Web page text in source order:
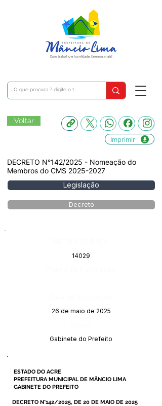
Voltar
Imprimir
DECRETO N°142/2025 - Nomeação do
Membros do CMS 2025-2027
Legislação
Decreto
14029
26 de maio de 2025
Gabinete do Prefeito
ESTADO DO ACRE
PREFEITURA MUNICIPAL DE MÂNCIO LIMA
GABINETE DO PREFEITO
DECRETO N°142/2025, DE 20 DE MAIO DE 2025